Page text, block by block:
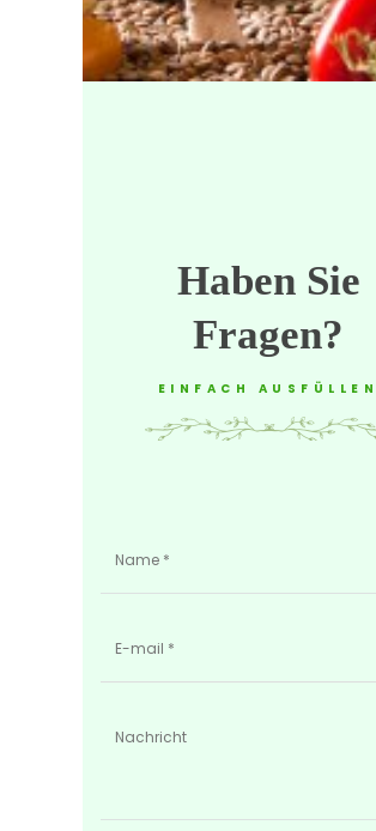
Haben Sie
Fragen?
EINFACH AUSFÜLLEN